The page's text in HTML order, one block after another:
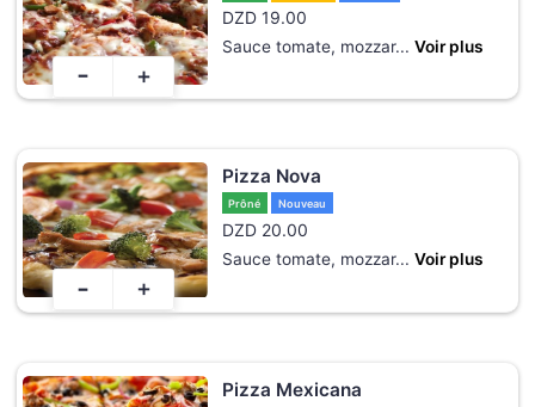
DZD 19.00
Sauce tomate, mozzar... Voir plus
- +
Pizza Nova
Prôné Nouveau
DZD 20.00
Sauce tomate, mozzar... Voir plus
- +
Pizza Mexicana